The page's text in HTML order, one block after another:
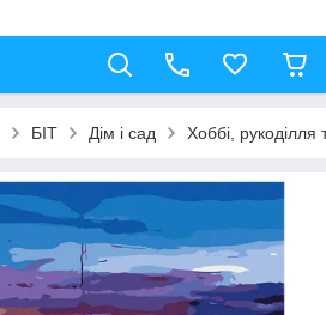
БІТ Дім і сад Хоббі, рукоділля